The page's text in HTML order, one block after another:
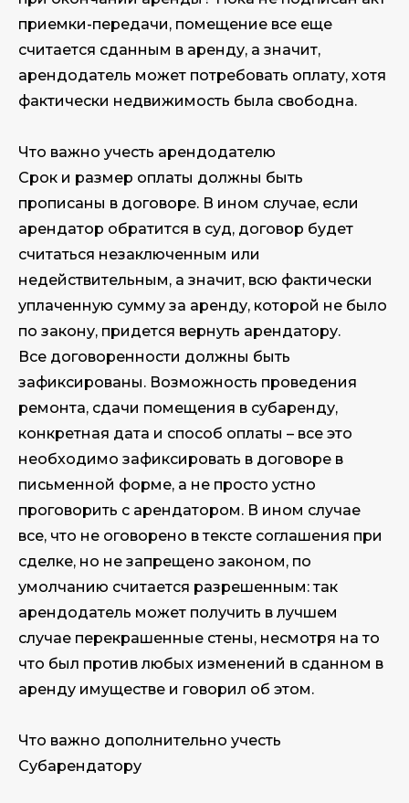
приемки-передачи, помещение все еще
считается сданным в аренду, а значит,
арендодатель может потребовать оплату, хотя
фактически недвижимость была свободна.
Что важно учесть арендодателю
Срок и размер оплаты должны быть
прописаны в договоре. В ином случае, если
арендатор обратится в суд, договор будет
считаться незаключенным или
недействительным, а значит, всю фактически
уплаченную сумму за аренду, которой не было
по закону, придется вернуть арендатору.
Все договоренности должны быть
зафиксированы. Возможность проведения
ремонта, сдачи помещения в субаренду,
конкретная дата и способ оплаты – все это
необходимо зафиксировать в договоре в
письменной форме, а не просто устно
проговорить с арендатором. В ином случае
все, что не оговорено в тексте соглашения при
сделке, но не запрещено законом, по
умолчанию считается разрешенным: так
арендодатель может получить в лучшем
случае перекрашенные стены, несмотря на то
что был против любых изменений в сданном в
аренду имуществе и говорил об этом.
Что важно дополнительно учесть
Субарендатору